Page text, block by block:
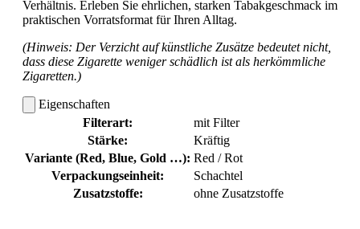
Verhältnis. Erleben Sie ehrlichen, starken Tabakgeschmack im
praktischen Vorratsformat für Ihren Alltag.
(Hinweis: Der Verzicht auf künstliche Zusätze bedeutet nicht,
dass diese Zigarette weniger schädlich ist als herkömmliche
Zigaretten.)
Eigenschaften
Filterart:
mit Filter
Stärke:
Kräftig
Variante (Red, Blue, Gold …): Red / Rot
Verpackungseinheit:
Schachtel
Zusatzstoffe:
ohne Zusatzstoffe